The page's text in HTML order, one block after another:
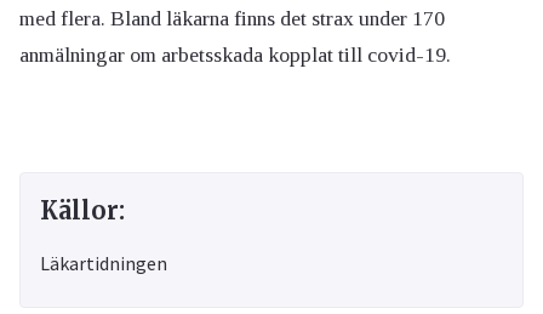
med flera. Bland läkarna finns det strax under 170
anmälningar om arbetsskada kopplat till covid-19.
Källor:
Läkartidningen